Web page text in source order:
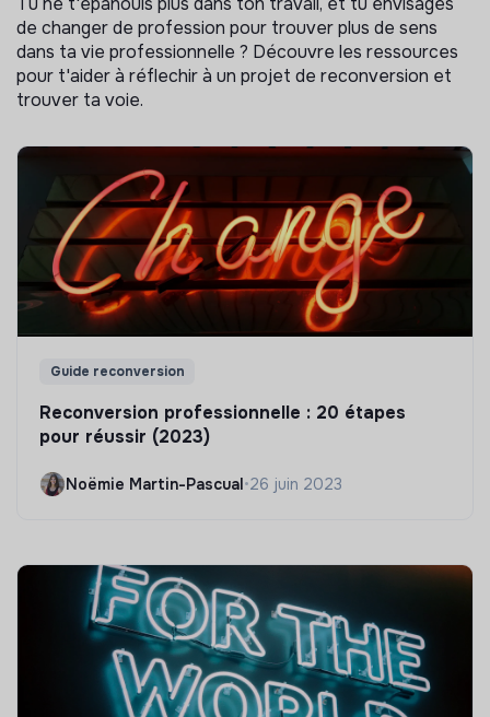
de changer de profession pour trouver plus de sens
dans ta vie professionnelle ? Découvre les ressources
pour t'aider à réflechir à un projet de reconversion et
trouver ta voie.
Guide reconversion
Reconversion professionnelle : 20 étapes
pour réussir (2023)
Noëmie Martin-Pascual•26 juin 2023